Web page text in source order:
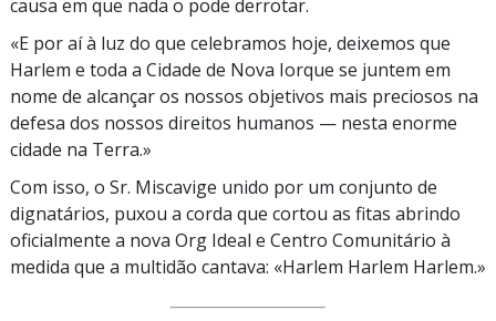
causa em que nada o pode derrotar.
«E por aí à luz do que celebramos hoje, deixemos que
Harlem e toda a Cidade de Nova Iorque se juntem em
nome de alcançar os nossos objetivos mais preciosos na
defesa dos nossos direitos humanos — nesta enorme
cidade na Terra.»
Com isso, o Sr. Miscavige unido por um conjunto de
dignatários, puxou a corda que cortou as fitas abrindo
oficialmente a nova Org Ideal e Centro Comunitário à
medida que a multidão cantava: «Harlem Harlem Harlem.»